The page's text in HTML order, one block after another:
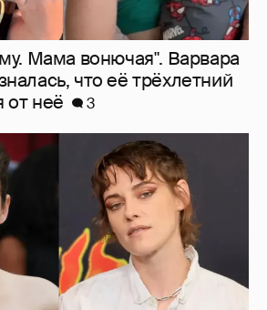
В сети обсуждают
звезды "Сумерек"